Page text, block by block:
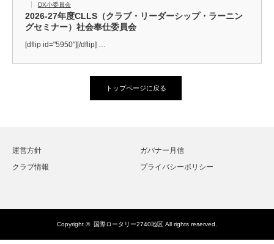
DX小委員会
2026-27年度CLLS（クラブ・リーダーシップ・ラーニン
グセミナー）社会奉仕委員会
[dflip id="5950"][/dflip] …
トップページに戻る
運営方針
ガバナー月信
クラブ情報
プライバシーポリシー
Copyright © 国際ロータリー2740地区 All rights reserved.